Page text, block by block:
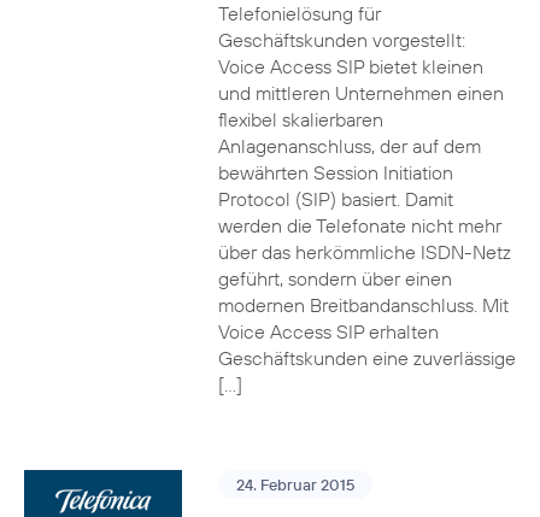
Telefonielösung für
Geschäftskunden vorgestellt:
Voice Access SIP bietet kleinen
und mittleren Unternehmen einen
flexibel skalierbaren
Anlagenanschluss, der auf dem
bewährten Session Initiation
Protocol (SIP) basiert. Damit
werden die Telefonate nicht mehr
über das herkömmliche ISDN-Netz
geführt, sondern über einen
modernen Breitbandanschluss. Mit
Voice Access SIP erhalten
Geschäftskunden eine zuverlässige
[…]
24. Februar 2015